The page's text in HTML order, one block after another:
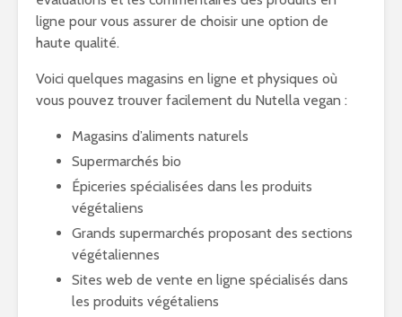
ligne pour vous assurer de choisir une option de
haute qualité.
Voici quelques magasins en ligne et physiques où
vous pouvez trouver facilement du Nutella vegan :
Magasins d’aliments naturels
Supermarchés bio
Épiceries spécialisées dans les produits
végétaliens
Grands supermarchés proposant des sections
végétaliennes
Sites web de vente en ligne spécialisés dans
les produits végétaliens